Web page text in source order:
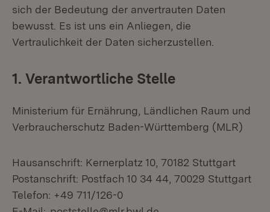
sich der Bedeutung der anvertrauten Daten
bewusst. Es ist uns ein Anliegen, die
Vertraulichkeit der Daten sicherzustellen.
1. Verantwortliche Stelle
Ministerium für Ernährung, Ländlichen Raum und
Verbraucherschutz Baden-Württemberg (MLR)
Hausanschrift: Kernerplatz 10, 70182 Stuttgart
Postanschrift: Postfach 10 34 44, 70029 Stuttgart
Telefon: +49 711/126-0